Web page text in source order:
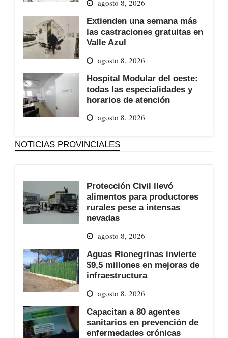
agosto 8, 2026
Extienden una semana más
las castraciones gratuitas en
Valle Azul
agosto 8, 2026
Hospital Modular del oeste:
todas las especialidades y
horarios de atención
agosto 8, 2026
NOTICIAS PROVINCIALES
Protección Civil llevó
alimentos para productores
rurales pese a intensas
nevadas
agosto 8, 2026
Aguas Rionegrinas invierte
$9,5 millones en mejoras de
infraestructura
agosto 8, 2026
Capacitan a 80 agentes
sanitarios en prevención de
enfermedades crónicas